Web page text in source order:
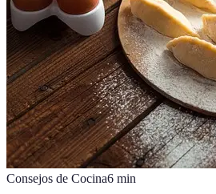
Consejos de Cocina6 min